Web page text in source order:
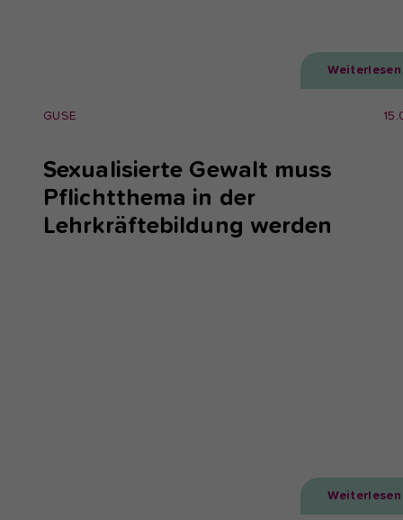
Weiterlesen
GUSE
Sexualisierte Gewalt muss
Pflichtthema in der
Lehrkräftebildung werden
Weiterlesen